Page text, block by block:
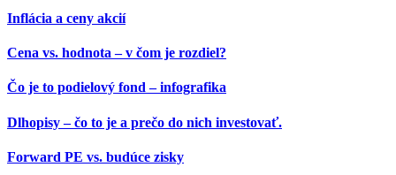
Inflácia a ceny akcií
Cena vs. hodnota – v čom je rozdiel?
Čo je to podielový fond – infografika
Dlhopisy – čo to je a prečo do nich investovať.
Forward PE vs. budúce zisky